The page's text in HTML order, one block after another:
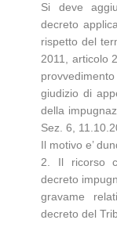
Si deve
decreto
rispetto del
2011, articolo
giudizio di
della
Sez. 6,
Il motivo e’
2. Il ricorso
decreto
gravame
decreto del